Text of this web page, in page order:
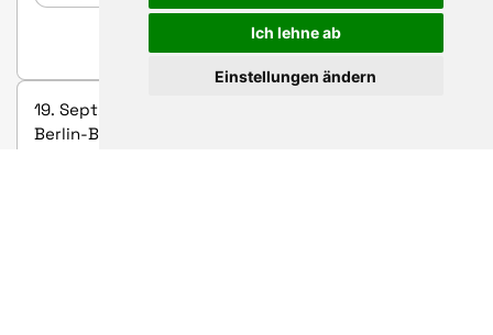
Ich lehne ab
Einstellungen ändern
D
19. Sept. 2025 10:20 - 10:30 | Joint stand for the
Berlin-Brandenburg capital region (1B20)